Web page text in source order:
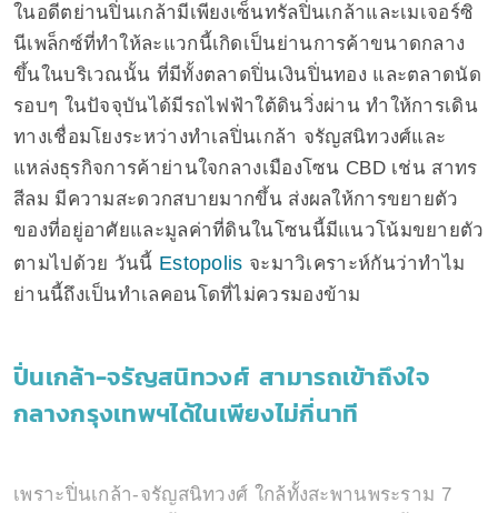
ในอดีตย่านปิ่นเกล้ามีเพียงเซ็นทรัลปิ่นเกล้าและเมเจอร์ซิ
นีเพล็กซ์ที่ทำให้ละแวกนี้เกิดเป็นย่านการค้าขนาดกลาง
ขึ้นในบริเวณนั้น ที่มีทั้งตลาดปิ่นเงินปิ่นทอง และตลาดนัด
รอบๆ ในปัจจุบันได้มีรถไฟฟ้าใต้ดินวิ่งผ่าน ทำให้การเดิน
ทางเชื่อมโยงระหว่างทำเลปิ่นเกล้า จรัญสนิทวงศ์และ
แหล่งธุรกิจการค้าย่านใจกลางเมืองโซน CBD เช่น สาทร
สีลม มีความสะดวกสบายมากขึ้น ส่งผลให้การขยายตัว
ของที่อยู่อาศัยและมูลค่าที่ดินในโซนนี้มีแนวโน้มขยายตัว
ตามไปด้วย วันนี้ Estopolis จะมาวิเคราะห์กันว่าทำไม
ย่านนี้ถึงเป็นทำเลคอนโดที่ไม่ควรมองข้าม
ปิ่นเกล้า-จรัญสนิทวงศ์ สามารถเข้าถึงใจ
กลางกรุงเทพฯได้ในเพียงไม่กี่นาที
เพราะปิ่นเกล้า-จรัญสนิทวงศ์ ใกล้ทั้งสะพานพระราม 7